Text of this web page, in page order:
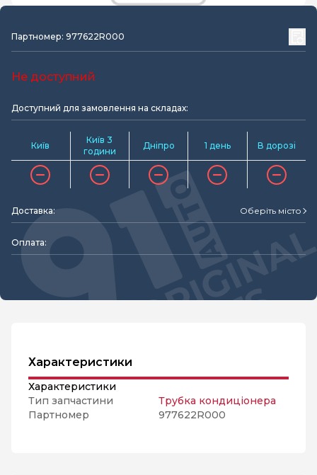
Партномер: 977622R000
Не доступний
Доступний для замовлення на складах:
Київ
Київ 3
години
Дніпро 1 день В дорозі
Доставка: Оберіть місто
Оплата:
Характеристики
Характеристики
Тип запчастини
Трубка кондиціонера
Партномер
977622R000